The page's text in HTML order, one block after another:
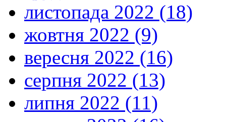
листопада 2022 (18)
жовтня 2022 (9)
вересня 2022 (16)
серпня 2022 (13)
липня 2022 (11)